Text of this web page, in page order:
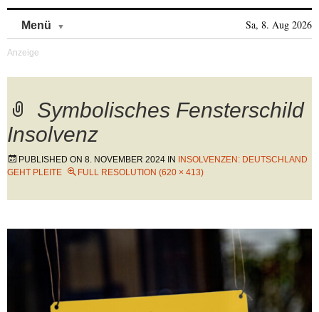
Menü Sa, 8. Aug 2026
Symbolisches Fensterschild
Insolvenz
PUBLISHED ON 8. NOVEMBER 2024 IN
INSOLVENZEN: DEUTSCHLAND
GEHT PLEITE
FULL RESOLUTION (620 × 413)